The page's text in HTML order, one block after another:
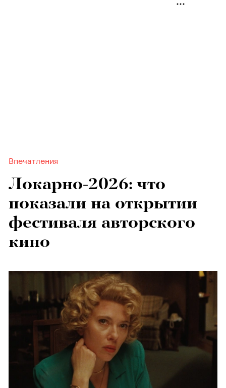
Впечатления
Локарно-2026: что
показали на открытии
фестиваля авторского
кино